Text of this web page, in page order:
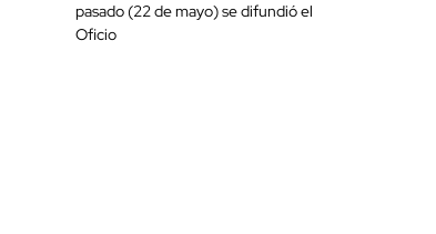
pasado (22 de mayo) se difundió el
Oficio